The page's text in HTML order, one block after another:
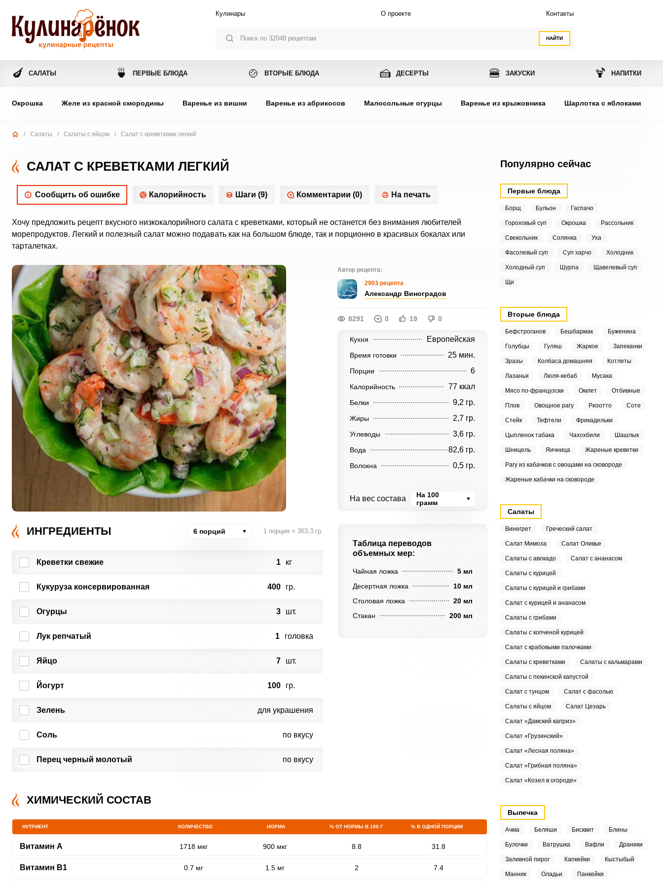
НАЙТИ
Кулинары О проекте Контакты
🍆 САЛАТЫ 🍵 ПЕРВЫЕ БЛЮДА 🍲 ВТОРЫЕ БЛЮДА 🍰 ДЕСЕРТЫ 🍔 ЗАКУСКИ 🍹 НАПИТКИ
Окрошка Желе из красной смородины Варенье из вишни Варенье из абрикосов Малосольные огурцы Варенье из крыжовника Шарлотка с яблоками
/ Салаты / Салаты с яйцом / Салат с креветками легкий
САЛАТ С КРЕВЕТКАМИ ЛЕГКИЙ
Сообщить об ошибке Калорийность Шаги (9) Комментарии (0) На печать
Хочу предложить рецепт вкусного низкокалорийного салата с креветками, который не останется без внимания любителей
морепродуктов. Легкий и полезный салат можно подавать как на большом блюде, так и порционно в красивых бокалах или
тарталетках.
Автор рецепта:
2903 рецепта
Александр Виноградов
8291 0 19 0
Кухня Европейская
Время готовки 25 мин.
Порции 6
Калорийность 77 ккал
Белки 9,2 гр.
Жиры 2,7 гр.
Углеводы 3,6 гр.
Вода 82,6 гр.
Волокна 0,5 гр.
На вес состава
На 100
грамм
ИНГРЕДИЕНТЫ 6 порций 1 порция = 363,3 гр.
Креветки свежие 1 кг
Кукуруза консервированная 400 гр.
Огурцы 3 шт.
Лук репчатый 1 головка
Яйцо 7 шт.
Йогурт 100 гр.
Зелень для украшения
Соль по вкусу
Перец черный молотый по вкусу
Таблица переводов
объемных мер:
Чайная ложка
5 мл
Десертная ложка
10 мл
Столовая ложка
20 мл
Стакан
200 мл
ХИМИЧЕСКИЙ СОСТАВ
НУТРИЕНТ КОЛИЧЕСТВО НОРМА % ОТ НОРМЫ В 100 Г % В ОДНОЙ ПОРЦИИ
Витамин A 1718 мкг 900 мкг 8.8 31.8
Витамин В1 0.7 мг 1.5 мг 2 7.4
Популярно сейчас
Первые блюда
Борщ Бульон Гаспачо
Гороховый суп Окрошка Рассольник
Свекольник Солянка Уха
Фасолевый суп Суп харчо Холодник
Холодный суп Шурпа Щавелевый суп
Щи
Вторые блюда
Бефстроганов Бешбармак Буженина
Голубцы Гуляш Жаркое Запеканки
Зразы Колбаса домашняя Котлеты
Лазанья Люля-кебаб Мусака
Мясо по-французски Омлет Отбивные
Плов Овощное рагу Ризотто Соте
Стейк Тефтели Фрикадельки
Цыпленок табака Чахохбили Шашлык
Шницель Яичница Жареные креветки
Рагу из кабачков с овощами на сковороде
Жареные кабачки на сковороде
Салаты
Винегрет Греческий салат
Салат Мимоза Салат Оливье
Салаты с авокадо Салат с ананасом
Салаты с курицей
Салаты с курицей и грибами
Салат с курицей и ананасом
Салаты с грибами
Салаты с копченой курицей
Салат с крабовыми палочками
Салаты с креветками Салаты с кальмарами
Салаты с пекинской капустой
Салат с тунцом Салат с фасолью
Салаты с яйцом Салат Цезарь
Салат «Дамский каприз»
Салат «Грузинский»
Салат «Лесная поляна»
Салат «Грибная поляна»
Салат «Козел в огороде»
Выпечка
Ачма Беляши Бисквит Блины
Булочки Ватрушка Вафли Драники
Заливной пирог Капкейки Кыстыбый
Манник Оладьи Панкейки